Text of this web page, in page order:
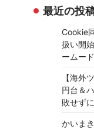
最近の投
Cookie
扱い開
ームー
【海外
円台＆
敗せず
かいま